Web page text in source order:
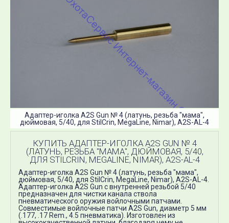
Адаптер-иголка A2S Gun​ № 4 (латунь, резьба "мама",
дюймовая, 5/40, для StilCrin, MegaLine, Nimar), A2S​-AL-4
КУПИТЬ АДАПТЕР-ИГОЛКА A2S GUN​ № 4
(ЛАТУНЬ, РЕЗЬБА "МАМА", ДЮЙМОВАЯ, 5/40,
ДЛЯ STILCRIN, MEGALINE, NIMAR), A2S​-AL-4
Адаптер-иголка A2S Gun № 4 (латунь, резьба "мама",
дюймовая, 5/40, для StilCrin, MegaLine, Nimar), A2S-AL-4.
Адаптер-иголка A2S Gun с внутренней резьбой 5/40
предназначен для чистки канала ствола
пневматического оружия войлочными патчами.
Совместимые войлочные патчи A2S Gun, диаметр 5 мм
(.177, .17 Rem., 4.5 пневматика). ​Изготовлен из